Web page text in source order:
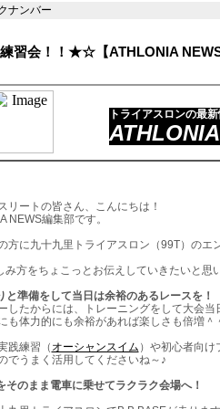
ナンバー
習会！！★☆【ATHLONIA